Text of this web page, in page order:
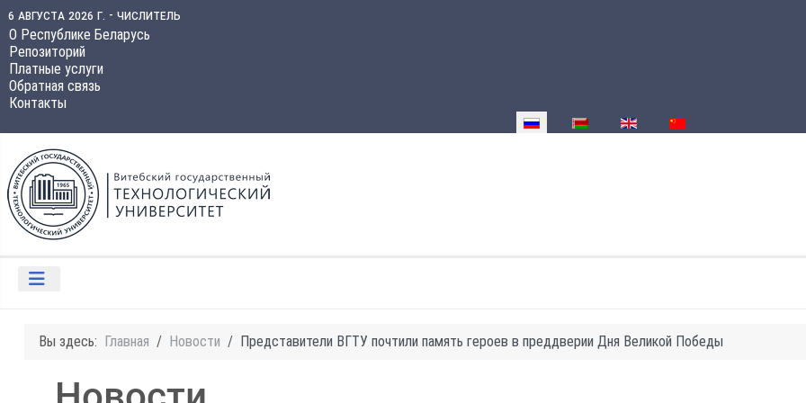
6 августа 2026 г. - числитель
О Республике Беларусь
Репозиторий
Платные услуги
Обратная связь
Контакты
Выберите язык
Вы здесь: Главная Новости Представители ВГТУ почтили память героев в преддверии Дня Великой Победы